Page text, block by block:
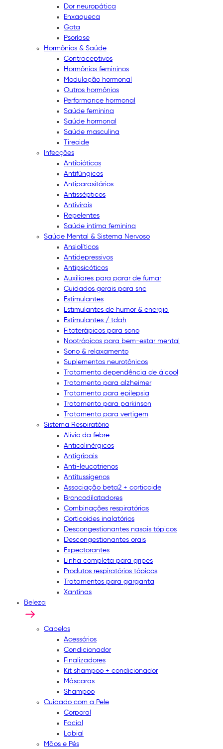
Dor neuropática
Enxaqueca
Gota
Psoríase
Hormônios & Saúde
Contraceptivos
Hormônios femininos
Modulação hormonal
Outros hormônios
Performance hormonal
Saúde feminina
Saúde hormonal
Saúde masculina
Tireoide
Infecções
Antibióticos
Antifúngicos
Antiparasitários
Antissépticos
Antivirais
Repelentes
Saúde íntima feminina
Saúde Mental & Sistema Nervoso
Ansiolíticos
Antidepressivos
Antipsicóticos
Auxiliares para parar de fumar
Cuidados gerais para snc
Estimulantes
Estimulantes de humor & energia
Estimulantes / tdah
Fitoterápicos para sono
Nootrópicos para bem-estar mental
Sono & relaxamento
Suplementos neurotônicos
Tratamento dependência de álcool
Tratamento para alzheimer
Tratamento para epilepsia
Tratamento para parkinson
Tratamento para vertigem
Sistema Respiratório
Alívio da febre
Anticolinérgicos
Antigripais
Anti-leucotrienos
Antitussígenos
Associação beta2 + corticoide
Broncodilatadores
Combinações respiratórias
Corticoides inalatórios
Descongestionantes nasais tópicos
Descongestionantes orais
Expectorantes
Linha completa para gripes
Produtos respiratórios tópicos
Tratamentos para garganta
Xantinas
Beleza
Cabelos
Acessórios
Condicionador
Finalizadores
Kit shampoo + condicionador
Máscaras
Shampoo
Cuidado com a Pele
Corporal
Facial
Labial
Mãos e Pés